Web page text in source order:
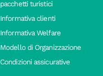
pacchetti turistici
Informativa clienti
Informativa Welfare
Modello di Organizzazione
Condizioni assicurative